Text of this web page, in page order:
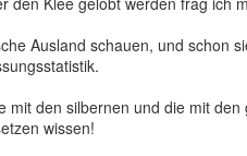
Ausland schauen, und schon
mit den silbernen und die mit
wissen!